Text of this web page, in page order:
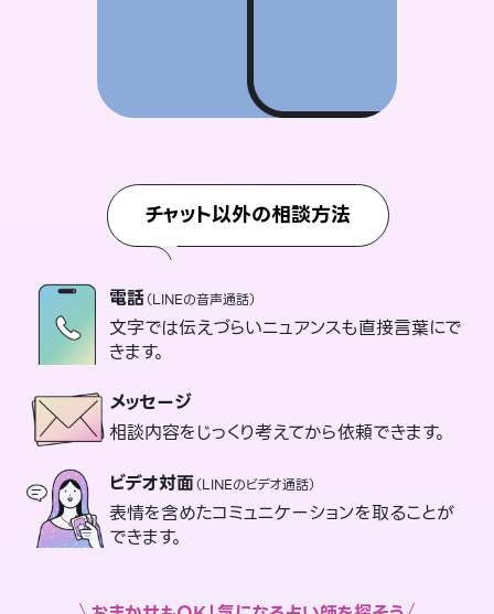
チャット以外の相談方法
電話（LINEの音声通話）
文字では伝えづらいニュアンスも直接言葉にで
きます。
メッセージ
相談内容をじっくり考えてから依頼できます。
ビデオ対面（LINEのビデオ通話）
表情を含めたコミュニケーションを取ることが
できます。